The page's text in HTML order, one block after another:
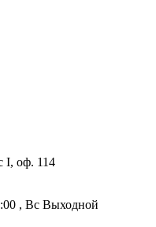
I, оф. 114
, Вс Выходной